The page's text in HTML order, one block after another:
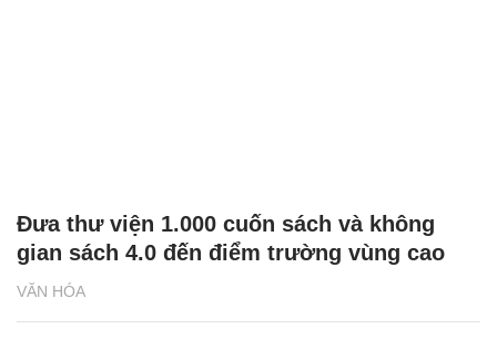
VĂN HÓA
Đưa thư viện 1.000 cuốn sách và không
gian sách 4.0 đến điểm trường vùng cao